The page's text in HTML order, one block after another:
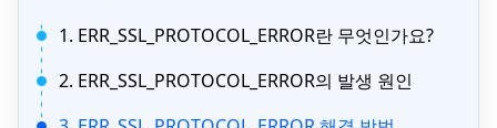
1. ERR_SSL_PROTOCOL_ERROR란 무엇인가요?
2. ERR_SSL_PROTOCOL_ERROR의 발생 원인